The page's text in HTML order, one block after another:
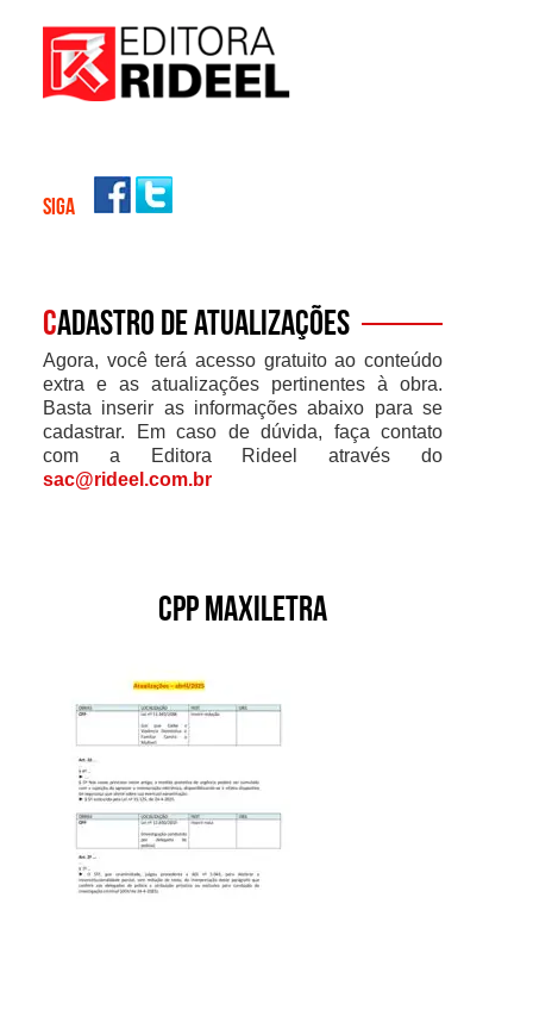
SIGA
Cadastro de atualizações
Agora, você terá acesso gratuito ao conteúdo
extra e as atualizações pertinentes à obra.
Basta inserir as informações abaixo para se
cadastrar. Em caso de dúvida, faça contato
com a Editora Rideel através do
sac@rideel.com.br
CPP MAXILETRA